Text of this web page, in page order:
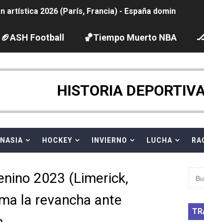
una semana después a The Demand por tríos
5
2026 (París, Francia) - Dobletes de Wellbrock
moderno 2026 (Estambul, Turquía)
🏈ASH Football 🏀Tiempo Muerto NBA
HISTORIA
HOCKEY INVIERNO LUCHA
2023 (Limerick,
la revancha ante